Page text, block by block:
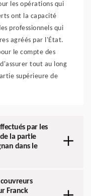
les opérations qui
ont la capacité
professionnels qui
agréés par l'État.
le compte des
tout au long
supérieure de
par les
la partie
dans le
Franck